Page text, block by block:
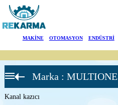
MAKİNE| OTOMASYON| ENDÜSTRİ|
Marka : MULTIONE
Ataşmanlar
Genel kova
Kanal kazıcı